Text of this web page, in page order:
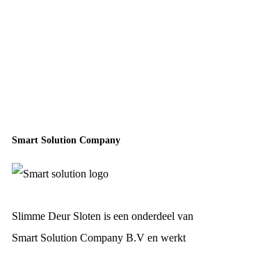
Smart Solution Company
Slimme Deur Sloten is een onderdeel van
Smart Solution Company B.V en werkt